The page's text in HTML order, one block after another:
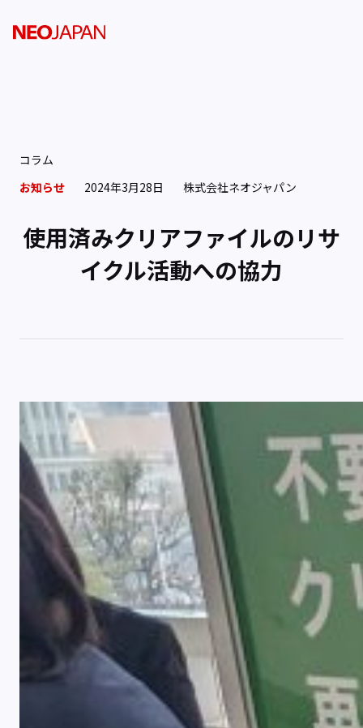
コラム
お知らせ
2024年3月28日 株式会社ネオジャパン
使用済みクリアファイルのリサ
イクル活動への協力